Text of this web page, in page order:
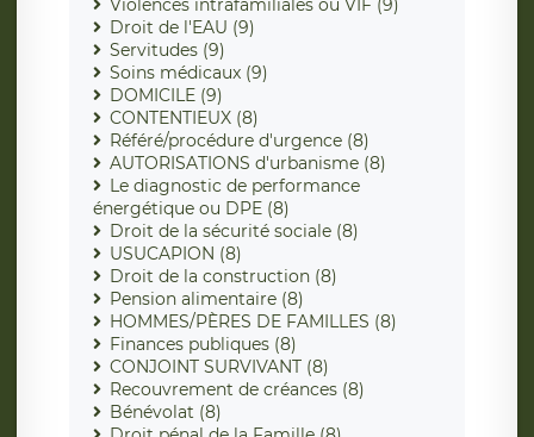
Violences intrafamiliales ou VIF (9)
Droit de l'EAU (9)
Servitudes (9)
Soins médicaux (9)
DOMICILE (9)
CONTENTIEUX (8)
Référé/procédure d'urgence (8)
AUTORISATIONS d'urbanisme (8)
Le diagnostic de performance
énergétique ou DPE (8)
Droit de la sécurité sociale (8)
USUCAPION (8)
Droit de la construction (8)
Pension alimentaire (8)
HOMMES/PÈRES DE FAMILLES (8)
Finances publiques (8)
CONJOINT SURVIVANT (8)
Recouvrement de créances (8)
Bénévolat (8)